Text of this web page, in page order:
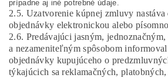
prípadne aj iné potrebné údaje.
2.5. Uzatvorenie kúpnej zmluvy nastáva
objednávky elektronickou alebo
2.6. Predávajúci jasným,
a nezameniteľným spôsobom
objednávky kupujúceho o
týkajúcich sa reklamačných,